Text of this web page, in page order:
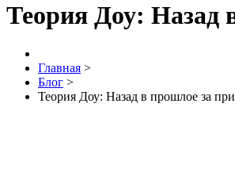
Теория Доу: Назад
Главная >
Блог >
Теория Доу: Назад в прошлое за